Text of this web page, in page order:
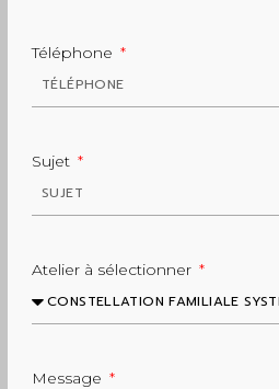
Téléphone
Sujet
Atelier à sélectionner
Message